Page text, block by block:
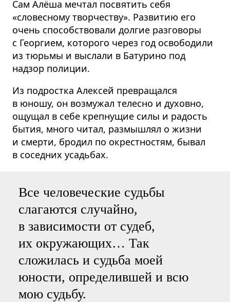
Сам Алёша мечтал посвятить себя
«словесному творчеству». Развитию его
очень способствовали долгие разговоры
с Георгием, которого через год освободили
из тюрьмы и выслали в Батурино под
надзор полиции.
Из подростка Алексей превращался
в юношу, он возмужал телесно и духовно,
ощущал в себе крепнущие силы и радость
бытия, много читал, размышлял о жизни
и смерти, бродил по окрестностям, бывал
в соседних усадьбах.
Все человеческие судьбы
слагаются случайно,
в зависимости от судеб,
их окружающих… Так
сложилась и судьба моей
юности, определившей и всю
мою судьбу.